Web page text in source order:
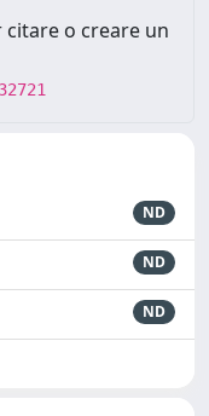
o creare un
ND
ND
ND